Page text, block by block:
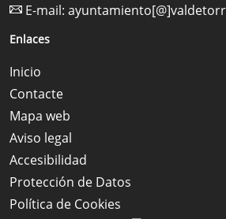
E-mail:
Enlaces
Inicio
Contacte
Mapa web
Aviso legal
Accesibilidad
Protección de Datos
Política de Cookies